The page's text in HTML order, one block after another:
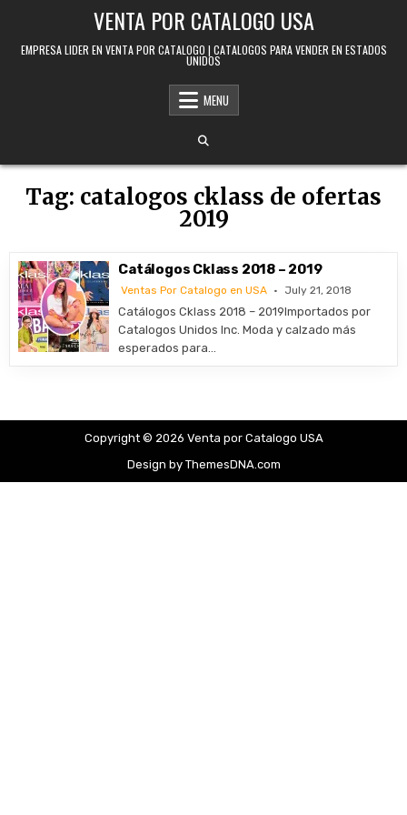
VENTA POR CATALOGO USA
EMPRESA LIDER EN VENTA POR CATALOGO | CATALOGOS PARA VENDER EN ESTADOS
UNIDOS
MENU
Tag: catalogos cklass de ofertas
2019
Catálogos Cklass 2018 – 2019
Ventas Por Catalogo en USA July 21, 2018
Catálogos Cklass 2018 – 2019Importados por
Catalogos Unidos Inc. Moda y calzado más
esperados para…
Copyright © 2026 Venta por Catalogo USA
Design by ThemesDNA.com